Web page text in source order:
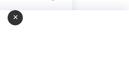
ابتسم الشيخ في رزانة: حكاية
×